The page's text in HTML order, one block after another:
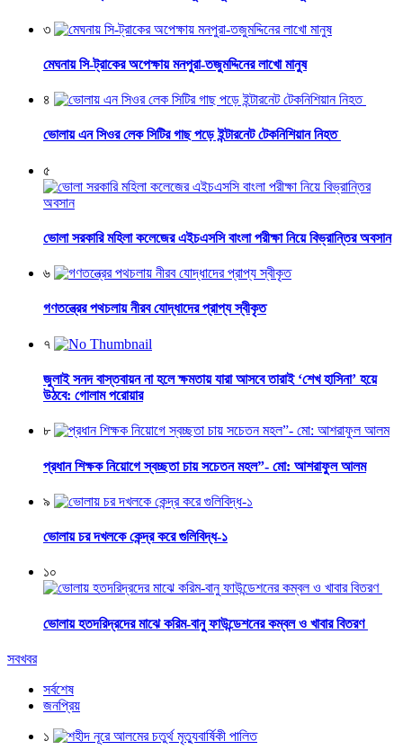
৩
মেঘনায় সি-ট্রাকের অপেক্ষায় মনপুরা-তজুমদ্দিনের লাখো মানুষ
৪
ভোলায় এন সিওর লেক সিটির গাছ পড়ে ইন্টারনেট টেকনিশিয়ান নিহত
৫
ভোলা সরকারি মহিলা কলেজের এইচএসসি বাংলা পরীক্ষা নিয়ে বিভ্রান্তির অবসান
৬
গণতন্ত্রের পথচলায় নীরব যোদ্ধাদের প্রাপ্য স্বীকৃত
৭
জুলাই সনদ বাস্তবায়ন না হলে ক্ষমতায় যারা আসবে তারাই ‘শেখ হাসিনা’ হয়ে
উঠবে: গোলাম পরোয়ার
৮
প্রধান শিক্ষক নিয়োগে স্বচ্ছতা চায় সচেতন মহল”- মো: আশরাফুল আলম
৯
ভোলায় চর দখলকে কেন্দ্র করে গুলিবিদ্ধ-১
১০
ভোলায় হতদরিদ্রদের মাঝে করিম-বানু ফাউন্ডেশনের কম্বল ও খাবার বিতরণ
সবখবর
সর্বশেষ
জনপ্রিয়
১